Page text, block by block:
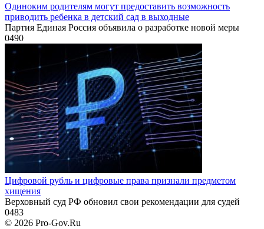
Одиноким родителям могут предоставить возможность
приводить ребенка в детский сад в выходные
Партия Единая Россия объявила о разработке новой меры
0490
Цифровой рубль и цифровые права признали предметом
хищения
Верховный суд РФ обновил свои рекомендации для судей
0483
© 2026 Pro-Gov.Ru